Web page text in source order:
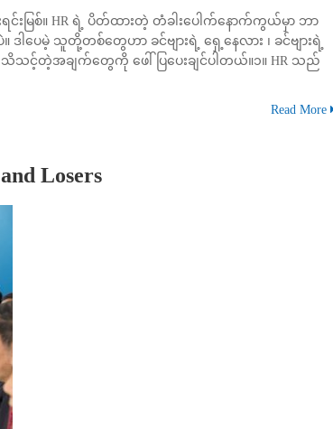
ြစ်။ HR ရဲ့ ပိတ်ထားတဲ့ တံခါးပေါက်နောက်ကွယ်မှာ ဘာ
ပေမဲ့ သူတို့တစ်တွေဟာ ခင်ဗျားရဲ့ ရှေ့နေလား ၊ ခင်ဗျားရဲ့
သိသင့်တဲ့အချက်တွေကို ဖေါ်ပြပေးချင်ပါတယ်။၁။ HR သည်
Read More
Losers